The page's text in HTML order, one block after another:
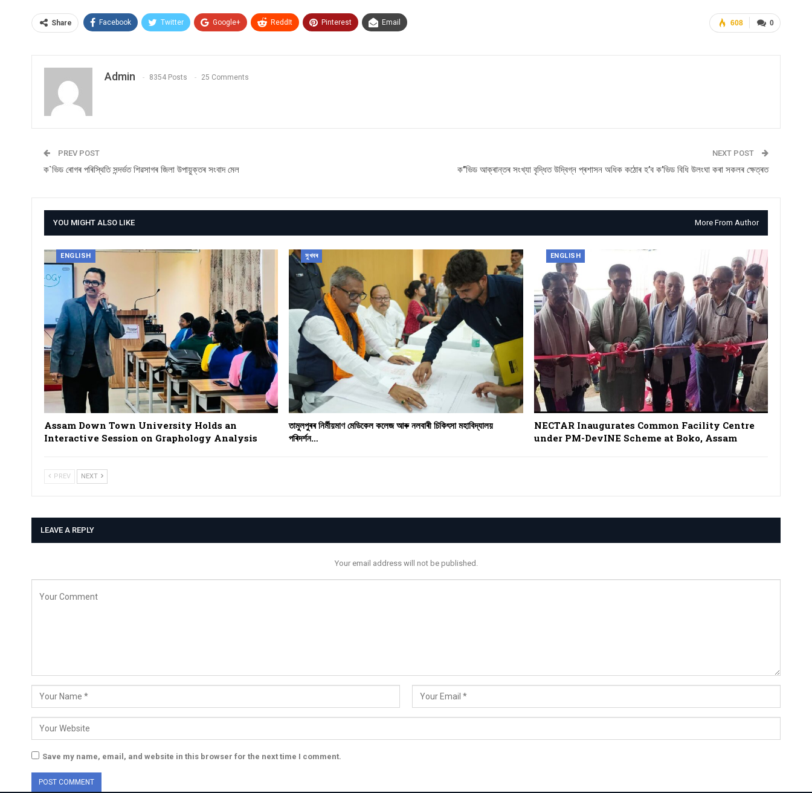
0
608
Share Facebook Twitter Google+ ReddIt Pinterest Email
Admin 8354 Posts 25 Comments
PREV POST
ক`ভিড ৰোগৰ পৰিস্থিতি সন্দৰ্ভত শিৱসাগৰ জিলা উপায়ুক্তৰ সংবাদ মেল
NEXT POST
ক’’ভিড আক্ৰান্তৰ সংখ্যা বৃদ্ধিত উদ্বিগ্ন প্ৰশাসন অধিক কঠোৰ হ’ব ক’ভিড বিধি উলংঘা কৰা সকলৰ ক্ষেত্ৰত
YOU MIGHT ALSO LIKE More From Author
ENGLISH
Assam Down Town University Holds an
Interactive Session on Graphology Analysis
সুখবৰ
তামুলপুৰৰ নিৰ্মীয়মাণ মেডিকেল কলেজ আৰু নলবাৰী চিকিৎসা মহাবিদ্যালয়
পৰিদৰ্শন…
ENGLISH
NECTAR Inaugurates Common Facility Centre
under PM-DevINE Scheme at Boko, Assam
PREV NEXT
LEAVE A REPLY
Your email address will not be published.
Save my name, email, and website in this browser for the next time I comment.